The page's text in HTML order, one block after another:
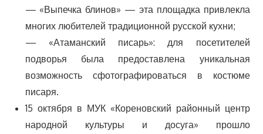
— «Выпечка блинов» — эта площадка привлекла
многих любителей традиционной русской кухни;
— «Атаманский писарь»: для посетителей
подворья была предоставлена уникальная
возможность сфотографироваться в костюме
писаря.
15 октября в МУК «Кореновский районный центр
народной культуры и досуга» прошло